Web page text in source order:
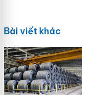
Bài viết khác